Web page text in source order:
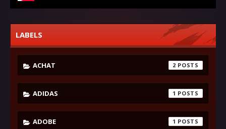
LABELS
ACHAT 2
ADIDAS 1
ADOBE 1